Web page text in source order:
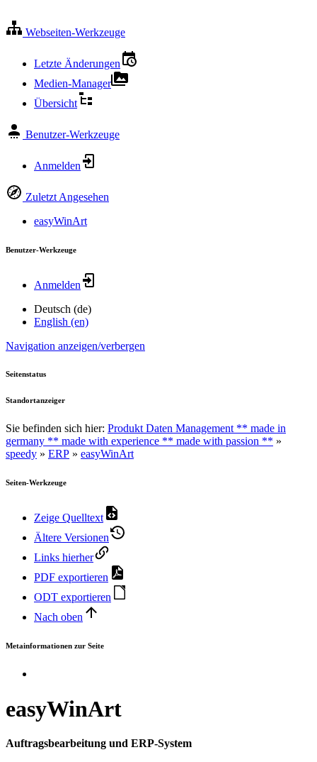
Webseiten-Werkzeuge
Letzte Änderungen
Medien-Manager
Übersicht
Benutzer-Werkzeuge
Anmelden
Zuletzt Angesehen
easyWinArt
Benutzer-Werkzeuge
Anmelden
Deutsch (de)
English (en)
Navigation anzeigen/verbergen
Seitenstatus
Standortanzeiger
Sie befinden sich hier: Produkt Daten Management ** made in
germany ** made with experience ** made with passion ** »
speedy » ERP » easyWinArt
Seiten-Werkzeuge
Zeige Quelltext
Ältere Versionen
Links hierher
PDF exportieren
ODT exportieren
Nach oben
Metainformationen zur Seite
easyWinArt
Auftragsbearbeitung und ERP-System